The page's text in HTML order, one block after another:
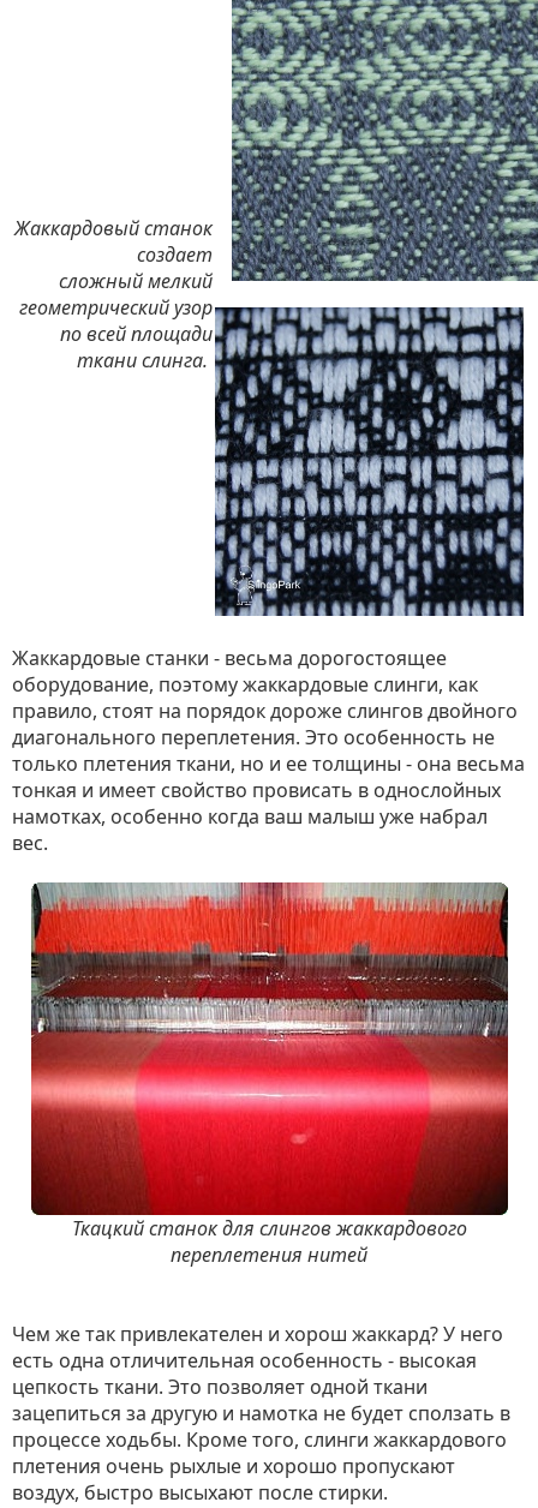
Жаккардовый станок
создает
сложный мелкий
геометрический узор
по всей площади
ткани слинга.
Жаккардовые станки - весьма дорогостоящее
оборудование, поэтому жаккардовые слинги, как
правило, стоят на порядок дороже слингов двойного
диагонального переплетения. Это особенность не
только плетения ткани, но и ее толщины - она весьма
тонкая и имеет свойство провисать в однослойных
намотках, особенно когда ваш малыш уже набрал
вес.
Ткацкий станок для слингов жаккардового
переплетения нитей
Чем же так привлекателен и хорош жаккард? У него
есть одна отличительная особенность - высокая
цепкость ткани. Это позволяет одной ткани
зацепиться за другую и намотка не будет сползать в
процессе ходьбы. Кроме того, слинги жаккардового
плетения очень рыхлые и хорошо пропускают
воздух, быстро высыхают после стирки.